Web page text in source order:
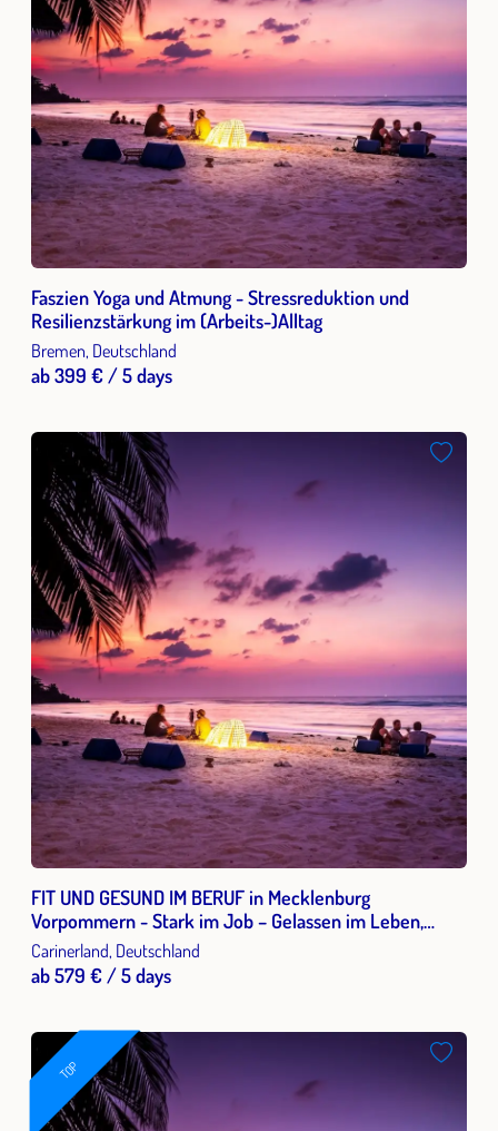
Faszien Yoga und Atmung - Stressreduktion und
Resilienzstärkung im (Arbeits-)Alltag
Bremen, Deutschland
ab 399 € / 5 days
FIT UND GESUND IM BERUF in Mecklenburg
Vorpommern - Stark im Job – Gelassen im Leben,
Resilienz, Stressbewältigung & Gesundheitsprävention
im Beruf
Carinerland, Deutschland
ab 579 € / 5 days
TOP